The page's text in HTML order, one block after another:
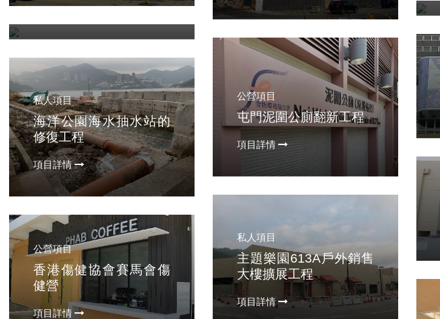
項目詳情
公營項目
屯門泥圍公廁翻新工程
項目詳情
私人項目
海洋公園海水抽水站的
修復工程
項目詳情
私人項目
主題樂園613A戶外銷售
大樓擴展工程
項目詳情
公營項目
香港傷健協會賽馬會傷
健營
項目詳情